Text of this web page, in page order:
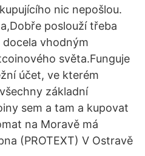
nic nepošlou.
poslouží třeba
vhodným
světa.Funguje
účet, ve kterém
základní
sem a tam a kupovat
na Moravě má
(PROTEXT) V Ostravě